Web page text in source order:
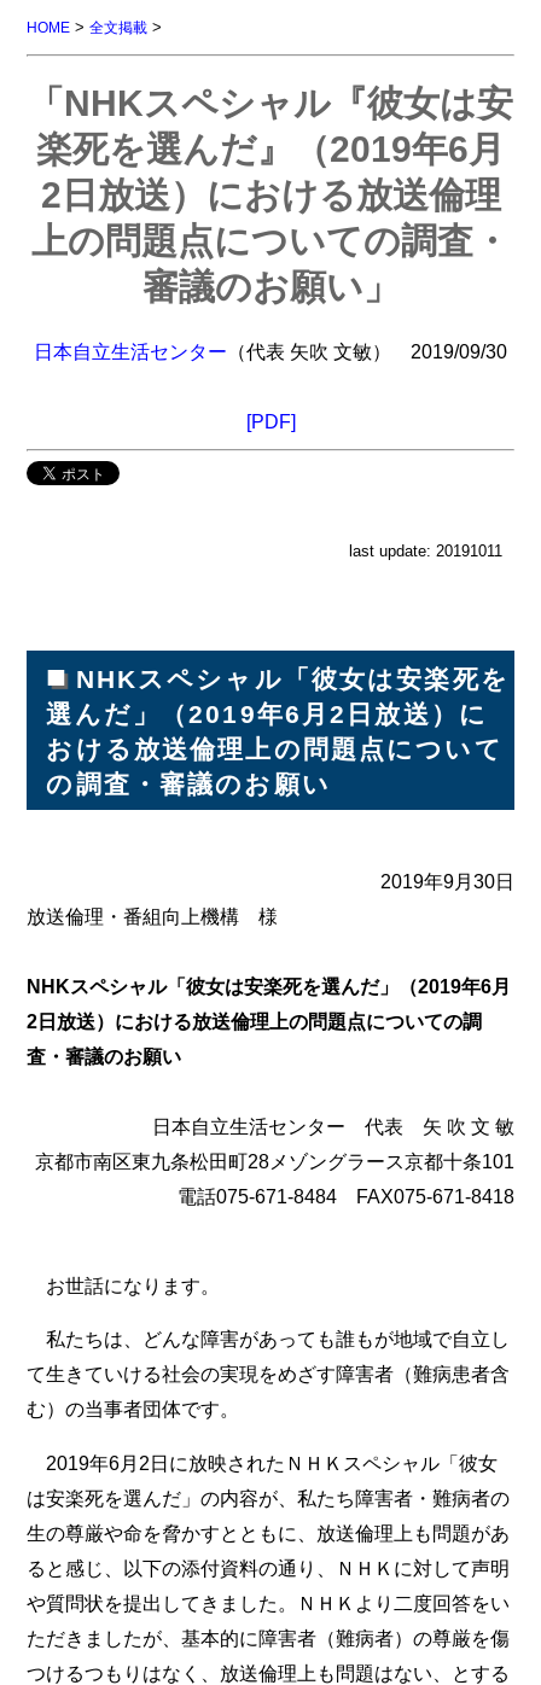
HOME >全文掲載 >
「NHKスペシャル『彼女は安
楽死を選んだ』（2019年6月
2日放送）における放送倫理
上の問題点についての調査・
審議のお願い」
日本自立生活センター （代表 矢吹 文敏） 2019/09/30
[PDF]
last update: 20191011
■ NHKスペシャル「彼女は安楽死を
選んだ」（2019年6月2日放送）に
おける放送倫理上の問題点について
の調査・審議のお願い
2019年9月30日
放送倫理・番組向上機構 様
NHKスペシャル「彼女は安楽死を選んだ」（2019年6月
2日放送）における放送倫理上の問題点についての調
査・審議のお願い
日本自立生活センター 代表 矢 吹 文 敏
京都市南区東九条松田町28メゾングラース京都十条101
電話075-671-8484 FAX075-671-8418
お世話になります。
私たちは、どんな障害があっても誰もが地域で自立し
て生きていける社会の実現をめざす障害者（難病患者含
む）の当事者団体です。
2019年6月2日に放映されたＮＨＫスペシャル「彼女
は安楽死を選んだ」の内容が、私たち障害者・難病者の
生の尊厳や命を脅かすとともに、放送倫理上も問題があ
ると感じ、以下の添付資料の通り、ＮＨＫに対して声明
や質問状を提出してきました。ＮＨＫより二度回答をい
ただきましたが、基本的に障害者（難病者）の尊厳を傷
つけるつもりはなく、放送倫理上も問題はない、とする